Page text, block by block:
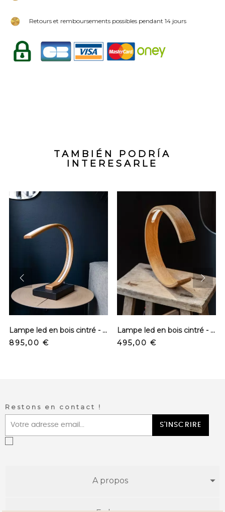
Retours et remboursements possibles pendant 14 jours
TAMBIÉN PODRÍA
INTERESARLE
Lampe led en bois cintré - N°12
Precio
895,00 €
Lampe led en bois cintré - N°14
Precio
495,00 €
next
Restons en contact !
S'INSCRIRE
A propos